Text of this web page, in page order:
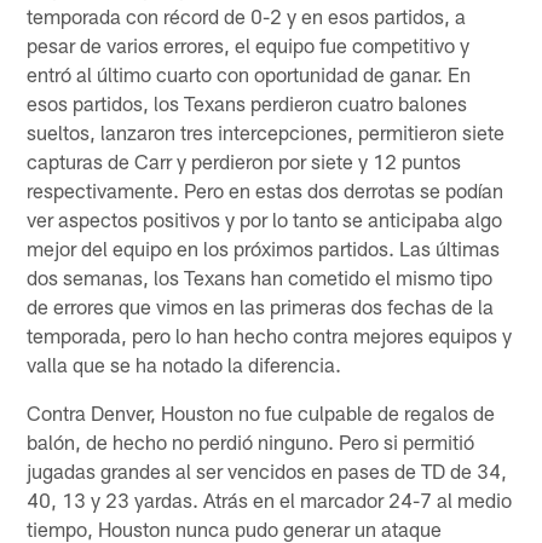
temporada con récord de 0-2 y en esos partidos, a
pesar de varios errores, el equipo fue competitivo y
entró al último cuarto con oportunidad de ganar. En
esos partidos, los Texans perdieron cuatro balones
sueltos, lanzaron tres intercepciones, permitieron siete
capturas de Carr y perdieron por siete y 12 puntos
respectivamente. Pero en estas dos derrotas se podían
ver aspectos positivos y por lo tanto se anticipaba algo
mejor del equipo en los próximos partidos. Las últimas
dos semanas, los Texans han cometido el mismo tipo
de errores que vimos en las primeras dos fechas de la
temporada, pero lo han hecho contra mejores equipos y
valla que se ha notado la diferencia.
Contra Denver, Houston no fue culpable de regalos de
balón, de hecho no perdió ninguno. Pero si permitió
jugadas grandes al ser vencidos en pases de TD de 34,
40, 13 y 23 yardas. Atrás en el marcador 24-7 al medio
tiempo, Houston nunca pudo generar un ataque